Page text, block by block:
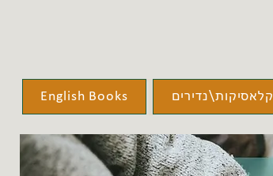
קלאסיקות\נדירים English Books